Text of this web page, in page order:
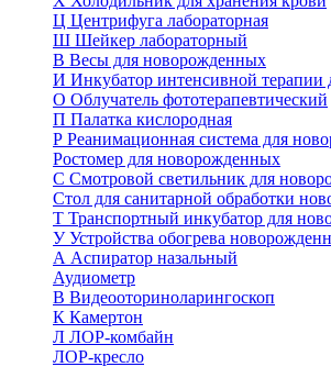
Ц Центрифуга лабораторная
Ш Шейкер лабораторный
В Весы для новорожденных
И Инкубатор интенсивной
О Облучатель фототерапевтический
П Палатка кислородная
Р Реанимационная система для
Ростомер для новорожденных
С Смотровой светильник для
Стол для санитарной обработки
Т Транспортный инкубатор для
УУстройства обогрева
А Аспиратор назальный
Аудиометр
В Видеооториноларингоскоп
К Камертон
Л ЛОР-комбайн
ЛОР-кресло